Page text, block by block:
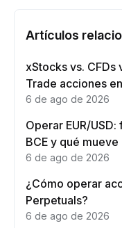
Artículos
xStocks vs. CFDs
Trade acciones
6 de ago de 2026
Operar EUR/
BCE y qué mueve
6 de ago de 2026
¿Cómo operar
Perpetuals?
6 de ago de 2026